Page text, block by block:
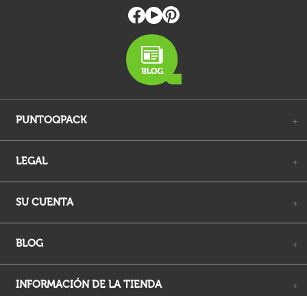
PUNTOQPACK +
LEGAL +
SU CUENTA +
BLOG +
INFORMACIÓN DE LA TIENDA +